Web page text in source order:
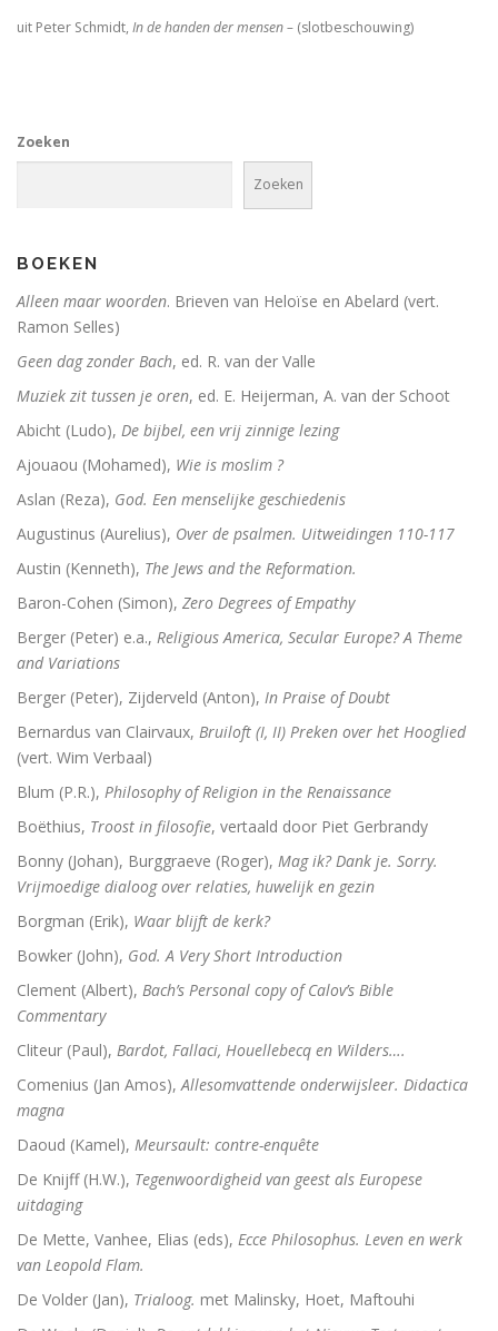
Martin Luther
Brand Luther / Het merk ‘Luther’
uit Peter Schmidt, In de handen der mensen – (slotbeschouwing)
Zoeken
Zoeken
BOEKEN
Alleen maar woorden. Brieven van Heloïse en Abelard (vert.
Ramon Selles)
Geen dag zonder Bach, ed. R. van der Valle
Muziek zit tussen je oren, ed. E. Heijerman, A. van der Schoot
Abicht (Ludo), De bijbel, een vrij zinnige lezing
Ajouaou (Mohamed), Wie is moslim ?
Aslan (Reza), God. Een menselijke geschiedenis
Augustinus (Aurelius), Over de psalmen. Uitweidingen 110-117
Austin (Kenneth), The Jews and the Reformation.
Baron-Cohen (Simon), Zero Degrees of Empathy
Berger (Peter) e.a., Religious America, Secular Europe? A Theme
and Variations
Berger (Peter), Zijderveld (Anton), In Praise of Doubt
Bernardus van Clairvaux, Bruiloft (I, II) Preken over het Hooglied
(vert. Wim Verbaal)
Blum (P.R.), Philosophy of Religion in the Renaissance
Boëthius, Troost in filosofie, vertaald door Piet Gerbrandy
Bonny (Johan), Burggraeve (Roger), Mag ik? Dank je. Sorry.
Vrijmoedige dialoog over relaties, huwelijk en gezin
Borgman (Erik), Waar blijft de kerk?
Bowker (John), God. A Very Short Introduction
Clement (Albert), Bach’s Personal copy of Calov’s Bible
Commentary
Cliteur (Paul), Bardot, Fallaci, Houellebecq en Wilders….
Comenius (Jan Amos), Allesomvattende onderwijsleer. Didactica
magna
Daoud (Kamel), Meursault: contre-enquête
De Knijff (H.W.), Tegenwoordigheid van geest als Europese
uitdaging
De Mette, Vanhee, Elias (eds), Ecce Philosophus. Leven en werk
van Leopold Flam.
De Volder (Jan), Trialoog. met Malinsky, Hoet, Maftouhi